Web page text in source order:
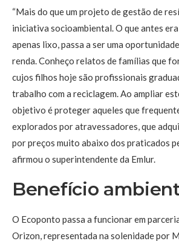
“Mais do que um projeto de gestão de
iniciativa socioambiental. O que antes
apenas lixo, passa a ser uma
renda. Conheço relatos de famílias que
cujos filhos hoje são profissionais
trabalho com a reciclagem. Ao ampliar
objetivo é proteger aqueles que
explorados por atravessadores, que
por preços muito abaixo dos praticados
afirmou o superintendente da Emlur.
Benefício
O Ecoponto passa a funcionar em
Orizon, representada na solenidade por